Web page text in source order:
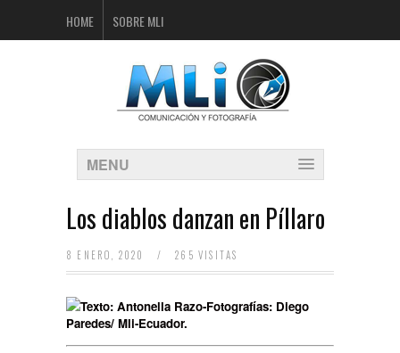
HOME SOBRE MLI
MENU
Los diablos danzan en Píllaro
8 ENERO, 2020 / 265 VISITAS
Texto: Antonella Razo-Fotografías: Diego
Paredes/ Mli-Ecuador.